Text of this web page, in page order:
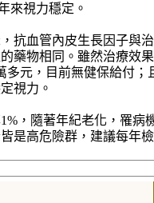
來視力穩定。
抗血管內皮生長因子與
藥物相同。雖然治療效
多元，目前無健保給付；
視力。
，隨著年紀老化，罹病
是高危險群，建議每年